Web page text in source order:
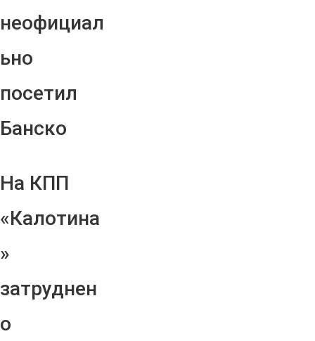
неофициал
ьно
посетил
Банско
На КПП
«Калотина
»
затруднен
о